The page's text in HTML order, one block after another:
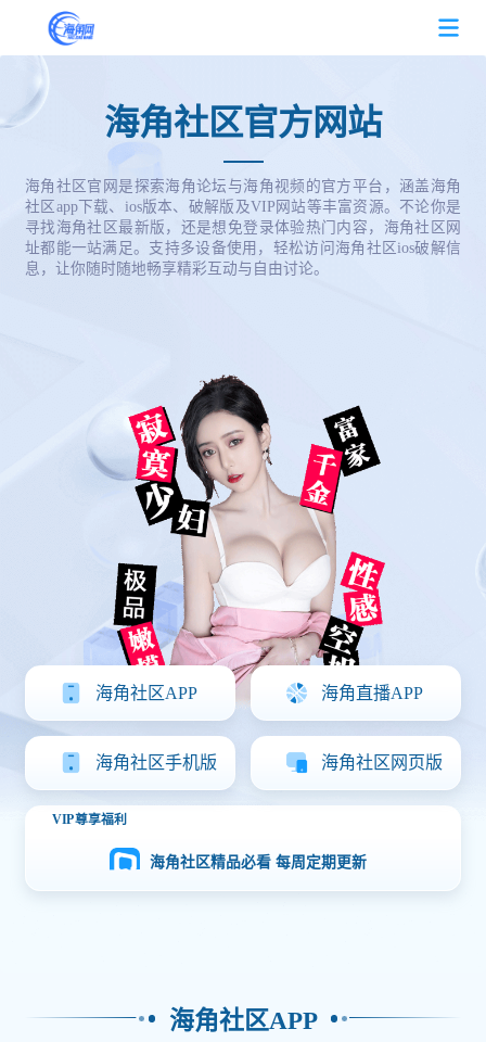
关于海角社区
热门视频
海角社区动态
海角社区资讯
海角社区APP下载
海角社区官方网站
海角社区官网是探索海角论坛与海角视频的官方平台，涵盖海角
社区app下载、ios版本、破解版及VIP网站等丰富资源。不论你是
寻找海角社区最新版，还是想免登录体验热门内容，海角社区网
址都能一站满足。支持多设备使用，轻松访问海角社区ios破解信
息，让你随时随地畅享精彩互动与自由讨论。
海角社区APP 海角直播APP
海角社区手机版 海角社区网页版
VIP尊享福利
海角社区精品必看 每周定期更新
海角社区APP